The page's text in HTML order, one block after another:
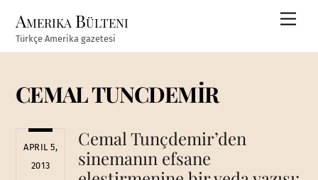
content
Amerika Bülteni
Türkçe Amerika gazetesi
CEMAL TUNCDEMİR
APRIL 5,
2013
Cemal Tunçdemir’den
sinemanın efsane